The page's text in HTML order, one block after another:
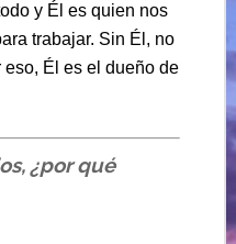
y Él es quien nos
trabajar. Sin Él, no
Él es el dueño de
¿por qué